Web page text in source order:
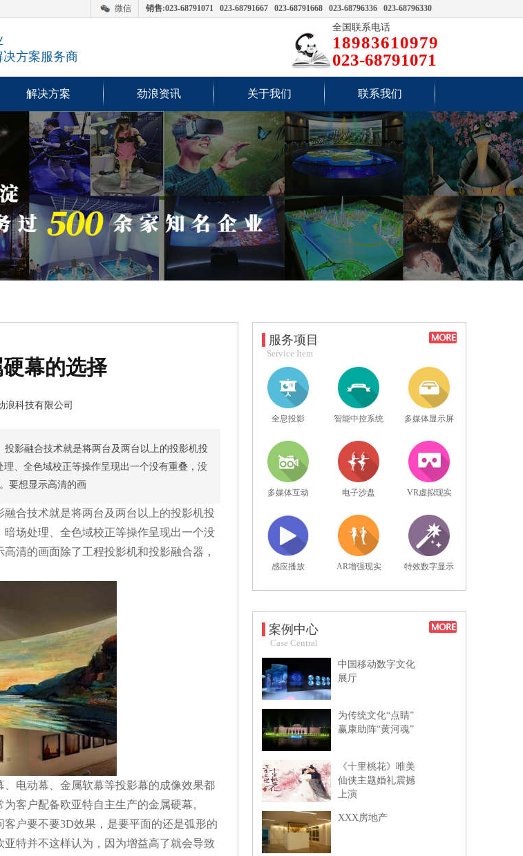
微信 销售:023-68791071 023-68791667 023-68791668 023-68796336 023-68796330
方案服务商
全国联系电话
18983610979
023-68791071
解决方案 劲浪资讯 关于我们 联系我们
幕的选择
浪科技有限公司
影融合技术就是将两台及两台以上的投影机投
、全色域校正等操作呈现出一个没有重叠，没
要想显示高清的画
合技术就是将两台及两台以上的投影机投
场处理、全色域校正等操作呈现出一个没
清的画面除了工程投影机和投影融合器，
电动幕、金属软幕等投影幕的成像效果都
客户配备欧亚特自主生产的金属硬幕。
户要不要3D效果，是要平面的还是弧形的
亚特并不这样认为，因为增益高了就会导致
服务项目
Service Item
全息投影 智能中控系统 多媒体显示屏
多媒体互动 电子沙盘 VR虚拟现实
感应播放 AR增强现实 特效数字显示
案例中心
Case Central
中国移动数字文化
展厅
为传统文化“点睛”
赢康助阵“黄河魂”
《十里桃花》唯美
仙侠主题婚礼震撼
上演
XXX房地产